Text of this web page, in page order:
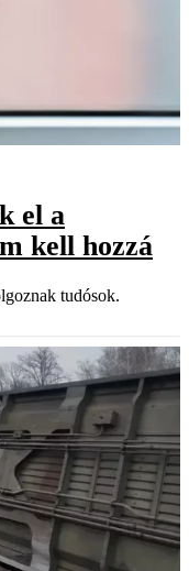
el a
kell hozzá
tudósok.